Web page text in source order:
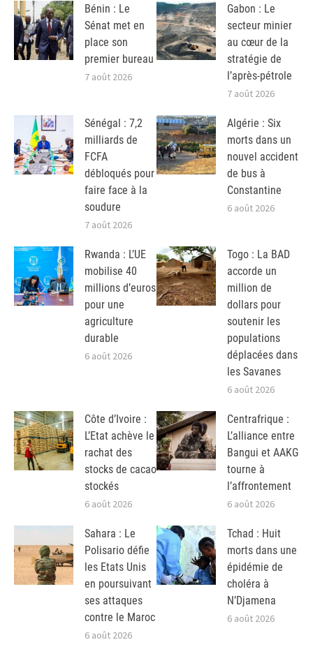
Bénin : Le
Sénat met en
place son
premier bureau
7 août 2026
Gabon : Le
secteur minier
au cœur de la
stratégie de
l’après-pétrole
7 août 2026
Sénégal : 7,2
milliards de
FCFA
débloqués pour
faire face à la
soudure
7 août 2026
Algérie : Six
morts dans un
nouvel accident
de bus à
Constantine
6 août 2026
Rwanda : L’UE
mobilise 40
millions d’euros
pour une
agriculture
durable
6 août 2026
Togo : La BAD
accorde un
million de
dollars pour
soutenir les
populations
déplacées dans
les Savanes
6 août 2026
Côte d’Ivoire :
L’Etat achève le
rachat des
stocks de cacao
stockés
6 août 2026
Centrafrique :
L’alliance entre
Bangui et AAKG
tourne à
l’affrontement
6 août 2026
Sahara : Le
Polisario défie
les Etats Unis
en poursuivant
ses attaques
contre le Maroc
6 août 2026
Tchad : Huit
morts dans une
épidémie de
choléra à
N’Djamena
6 août 2026